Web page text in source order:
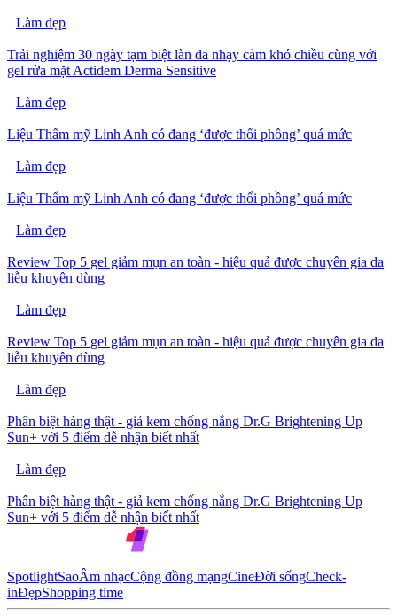
Làm đẹp
Trải nghiệm 30 ngày tạm biệt làn da nhạy cảm khó chiều cùng với
gel rửa mặt Actidem Derma Sensitive
Làm đẹp
Liệu Thẩm mỹ Linh Anh có đang ‘được thổi phồng’ quá mức
Làm đẹp
Liệu Thẩm mỹ Linh Anh có đang ‘được thổi phồng’ quá mức
Làm đẹp
Review Top 5 gel giảm mụn an toàn - hiệu quả được chuyên gia da
liễu khuyên dùng
Làm đẹp
Review Top 5 gel giảm mụn an toàn - hiệu quả được chuyên gia da
liễu khuyên dùng
Làm đẹp
Phân biệt hàng thật - giả kem chống nắng Dr.G Brightening Up
Sun+ với 5 điểm dễ nhận biết nhất
Làm đẹp
Phân biệt hàng thật - giả kem chống nắng Dr.G Brightening Up
Sun+ với 5 điểm dễ nhận biết nhất
SpotlightSaoÂm nhạcCộng đồng mạngCineĐời sốngCheck-
inĐẹpShopping time